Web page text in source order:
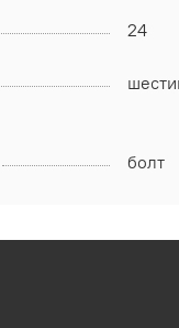
24
болт